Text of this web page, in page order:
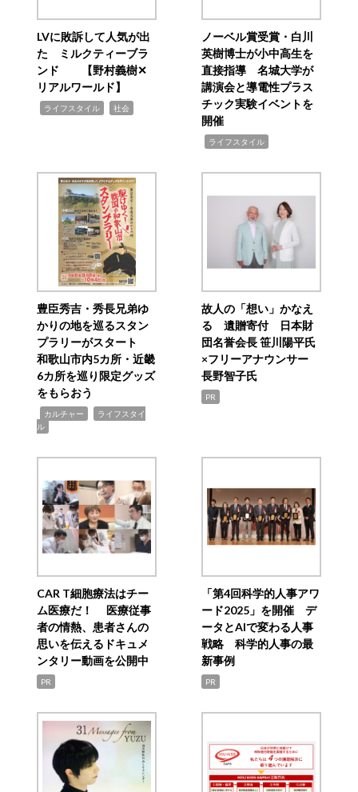
LVに敗訴して人気が出
た ミルクティーブラ
ンド 【野村義樹✕
リアルワールド】
ライフスタイル 社会
ノーベル賞受賞・白川
英樹博士が小中高生を
直接指導 名城大学が
講演会と導電性プラス
チック実験イベントを
開催
ライフスタイル
豊臣秀吉・秀長兄弟ゆ
かりの地を巡るスタン
プラリーがスタート
和歌山市内5カ所・近畿
6カ所を巡り限定グッズ
をもらおう
カルチャー
ライフスタイ
ル
故人の「想い」かなえ
る 遺贈寄付 日本財
団名誉会長 笹川陽平氏
×フリーアナウンサー
長野智子氏
PR
CAR T細胞療法はチー
ム医療だ！ 医療従事
者の情熱、患者さんの
思いを伝えるドキュメ
ンタリー動画を公開中
PR
「第4回科学的人事アワ
ード2025」を開催 デ
ータとAIで変わる人事
戦略 科学的人事の最
新事例
PR